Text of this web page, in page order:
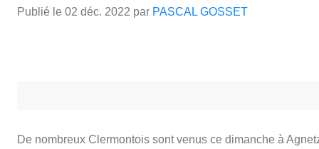
Publié le 02 déc. 2022 par PASCAL GOSSET
De nombreux Clermontois sont venus ce dimanche à